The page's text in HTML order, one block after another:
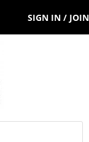
SIGN IN / JOIN